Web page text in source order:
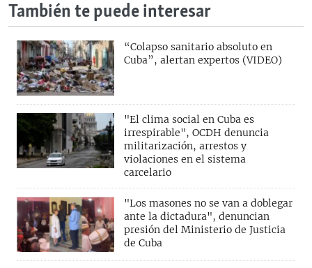
También te puede interesar
“Colapso sanitario absoluto en
Cuba”, alertan expertos (VIDEO)
"El clima social en Cuba es
irrespirable", OCDH denuncia
militarización, arrestos y
violaciones en el sistema
carcelario
"Los masones no se van a doblegar
ante la dictadura", denuncian
presión del Ministerio de Justicia
de Cuba